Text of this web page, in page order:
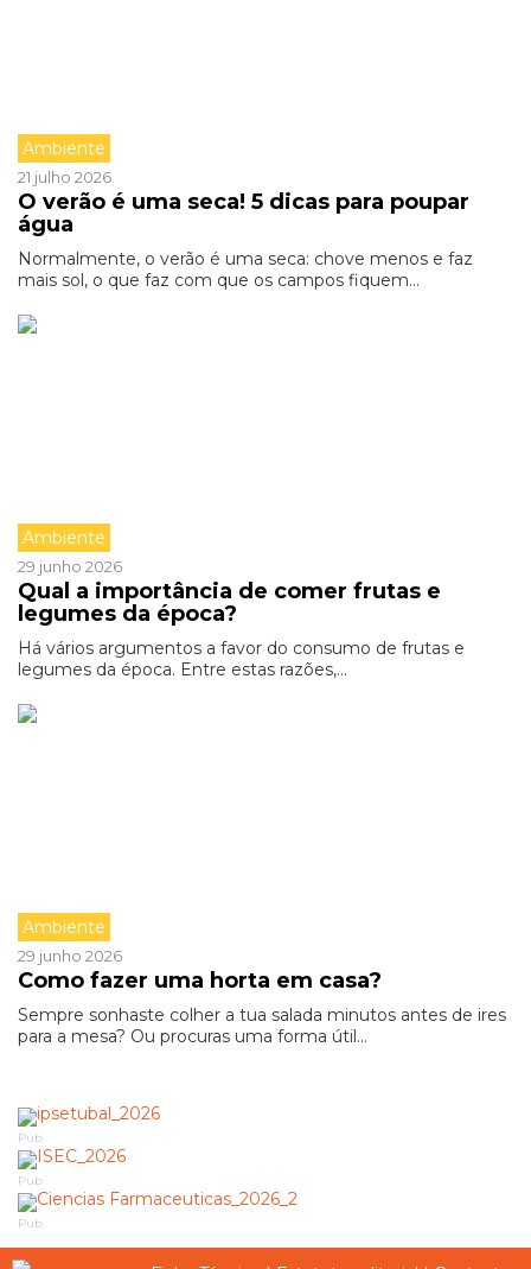
Ambiente
21 julho 2026
O verão é uma seca! 5 dicas para poupar
água
Normalmente, o verão é uma seca: chove menos e faz
mais sol, o que faz com que os campos fiquem...
Ambiente
29 junho 2026
Qual a importância de comer frutas e
legumes da época?
Há vários argumentos a favor do consumo de frutas e
legumes da época. Entre estas razões,...
Ambiente
29 junho 2026
Como fazer uma horta em casa?
Sempre sonhaste colher a tua salada minutos antes de ires
para a mesa? Ou procuras uma forma útil...
Pub
Pub
Pub